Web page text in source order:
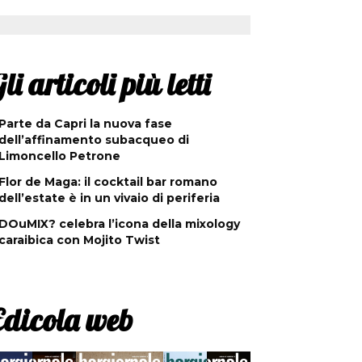
articoli più letti
da Capri la nuova fase
subacqueo di
Petrone
de Maga: il cocktail bar romano
è in un vivaio di periferia
celebra l’icona della mixology
con Mojito Twist
web